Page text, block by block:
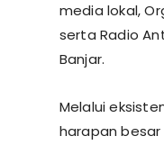
media lokal,
serta Radio
Banjar.
​Melalui
harapan